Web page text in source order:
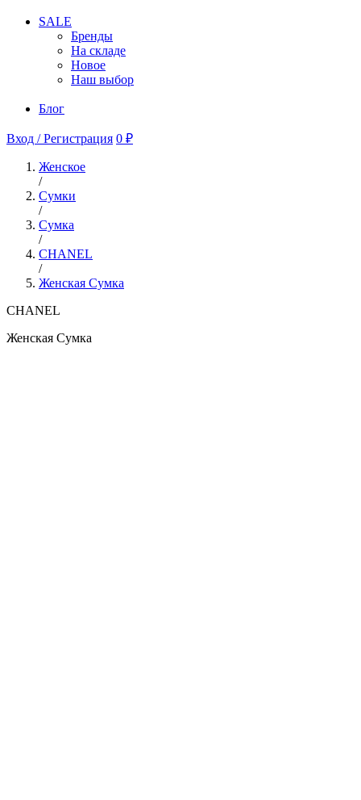
SALE
Бренды
На складе
Новое
Наш выбор
Блог
Вход / Регистрация 0 ₽
Женское
/
Сумки
/
Сумка
/
CHANEL
/
Женская Сумка
CHANEL
Женская Сумка